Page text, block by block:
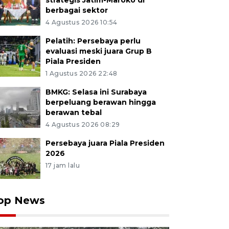
berbagai sektor
4 Agustus 2026 10:54
Pelatih: Persebaya perlu
evaluasi meski juara Grup B
Piala Presiden
1 Agustus 2026 22:48
BMKG: Selasa ini Surabaya
berpeluang berawan hingga
berawan tebal
4 Agustus 2026 08:29
Persebaya juara Piala Presiden
2026
17 jam lalu
News